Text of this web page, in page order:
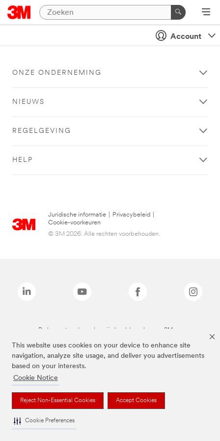
This website uses cookies on your device to enhance site
navigation, analyze site usage, and deliver you advertisements
based on your interests.
Cookie Notice
Reject Non-Essential Cookies Accept Cookies
Cookie Preferences
Account
ONZE ONDERNEMING
NIEUWS
REGELGEVING
HELP
Juridische informatie Privacybeleid
Cookie-voorkeuren
© 3M 2026. Alle rechten voorbehouden.
De bovenstaande merken zijn handelsmerken van 3M.we